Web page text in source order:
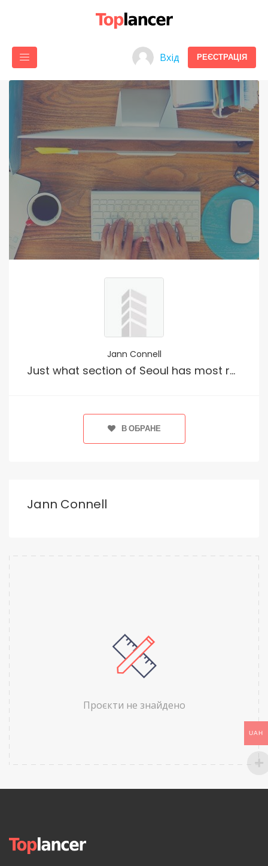
Вхід РЕЄСТРАЦІЯ
Jann Connell
Just what section of Seoul has most readily useful nightlife?
В ОБРАНЕ
Jann Connell
Проєкти не знайдено
UAH